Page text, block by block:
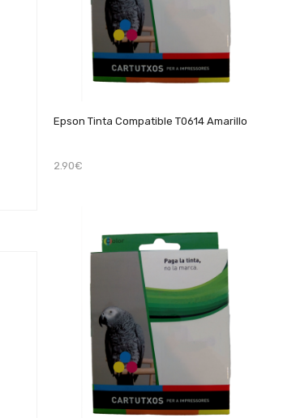
Epson Tinta Compatible T0614 Amarillo
2.90€